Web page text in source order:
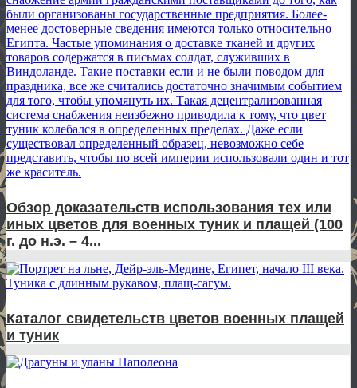
Обзор доказательств использования тех или
иных цветов для военных туник и плащей (100
г. до н.э. – 4...
Каталог свидетельств цветов военных плащей
и туник